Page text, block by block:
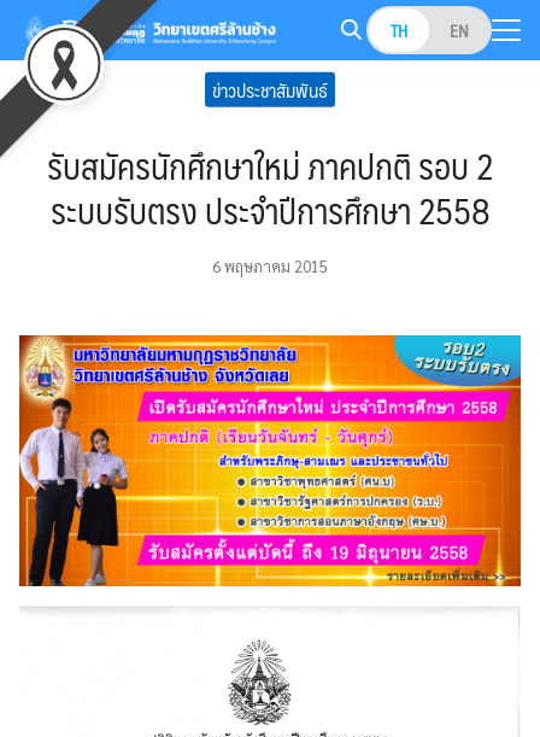
Skip
content
TH EN
Search
for: ข่าวประชาสัมพันธ์
รับสมัครนักศึกษาใหม่ ภาคปกติ รอบ 2
ระบบรับตรง ประจำปีการศึกษา 2558
6 พฤษภาคม 2015